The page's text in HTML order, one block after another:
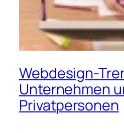
Webdesign-
Unternehmen
Privatpersonen